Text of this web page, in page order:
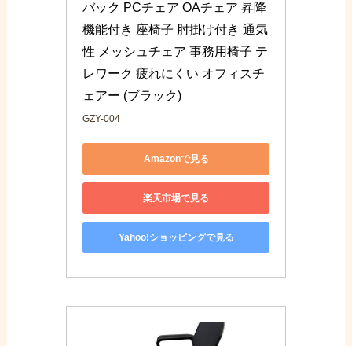
バック PCチェア OAチェア 昇降
機能付き 座椅子 ​肘掛け付き 通気
性 メッシュチェア 事務用椅子 テ
レワーク 疲れにくい オフィスチ
ェアー (ブラック)
GZY-004
Amazonで見る
楽天市場で見る
Yahoo!ショッピングで見る